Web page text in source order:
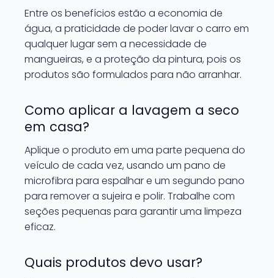
Entre os benefícios estão a economia de
água, a praticidade de poder lavar o carro em
qualquer lugar sem a necessidade de
mangueiras, e a proteção da pintura, pois os
produtos são formulados para não arranhar.
Como aplicar a lavagem a seco
em casa?
Aplique o produto em uma parte pequena do
veículo de cada vez, usando um pano de
microfibra para espalhar e um segundo pano
para remover a sujeira e polir. Trabalhe com
seções pequenas para garantir uma limpeza
eficaz.
Quais produtos devo usar?